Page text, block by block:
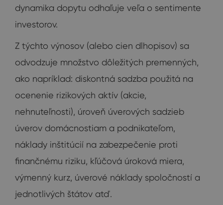
dynamika dopytu odhaľuje veľa o sentimente
investorov.
Z týchto výnosov (alebo cien dlhopisov) sa
odvodzuje množstvo dôležitých premenných,
ako napríklad: diskontná sadzba použitá na
ocenenie rizikových aktív (akcie,
nehnuteľnosti), úroveň úverových sadzieb
úverov domácnostiam a podnikateľom,
náklady inštitúcií na zabezpečenie proti
finančnému riziku, kľúčová úroková miera,
výmenný kurz, úverové náklady spoločností a
jednotlivých štátov atď.